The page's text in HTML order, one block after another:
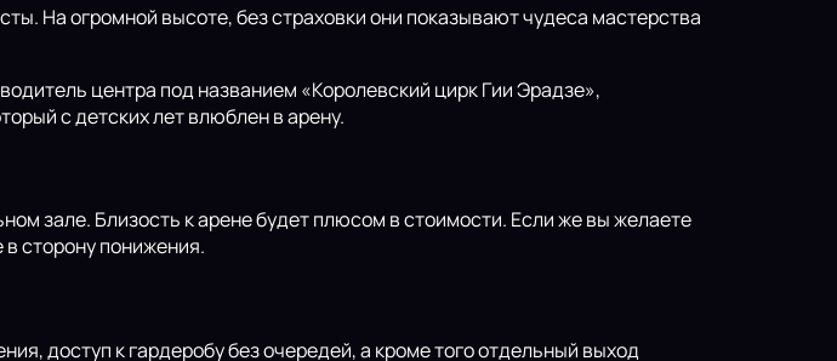
На огромной высоте, без страховки они показывают чудеса мастерства
центра под названием «Королевский цирк Гии Эрадзе»,
с детских лет влюблен в арену.
зале. Близость к арене будет плюсом в стоимости. Если же вы желаете
сторону понижения.
доступ к гардеробу без очередей, а кроме того отдельный выход